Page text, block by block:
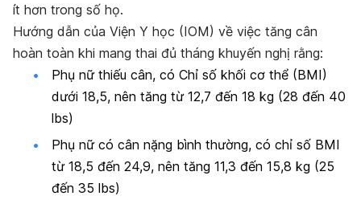
ít hơn trong số họ.
Hướng dẫn của Viện Y học (IOM) về việc tăng cân
hoàn toàn khi mang thai đủ tháng khuyến nghị rằng:
Phụ nữ thiếu cân, có Chỉ số khối cơ thể (BMI)
dưới 18,5, nên tăng từ 12,7 đến 18 kg (28 đến 40
lbs)
Phụ nữ có cân nặng bình thường, có chỉ số BMI
từ 18,5 đến 24,9, nên tăng 11,3 đến 15,8 kg (25
đến 35 lbs)